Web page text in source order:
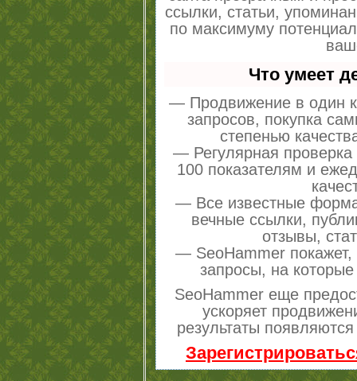
ссылки, статьи,
по максимуму
Что умеет
— Продвижение в один
запросов, покупка
степенью
— Регулярная проверка
100 показателям и
— Все известные
вечные ссылки,
отзывы,
— SeoHammer покажет,
запросы, на
SeoHammer еще
ускоряет
результаты